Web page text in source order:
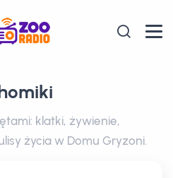
klatki, żywienie,
życia w Domu Gryzoni.